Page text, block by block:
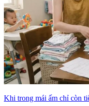
Khi trong mái ấm chỉ còn